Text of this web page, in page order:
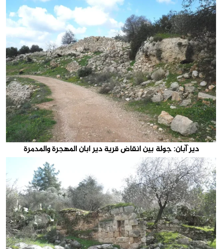
دير آبان: جولة بين انقاض قرية دير ابان المهجرة والمدمرة